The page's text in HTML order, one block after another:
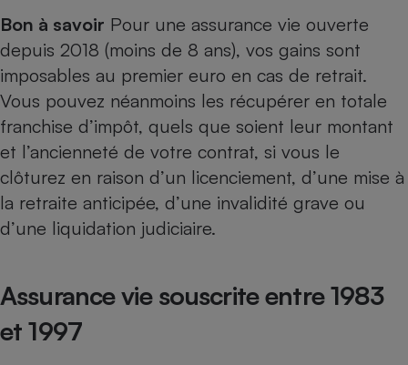
Bon à savoir Pour une assurance vie ouverte
depuis 2018 (moins de 8 ans), vos gains sont
imposables au premier euro en cas de retrait.
Vous pouvez néanmoins les récupérer en totale
franchise d’impôt, quels que soient leur montant
et l’ancienneté de votre contrat, si vous le
clôturez en raison d’un licenciement, d’une mise à
la retraite anticipée, d’une invalidité grave ou
d’une liquidation judiciaire.
Assurance vie souscrite entre 1983
et 1997